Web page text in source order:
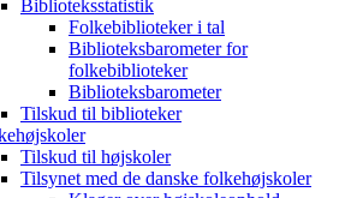
Biblioteksstatistik
Folkebiblioteker i tal
Biblioteksbarometer for
folkebiblioteker
Biblioteksbarometer
Tilskud til biblioteker
Tilskud til højskoler
Tilsynet med de danske folkehøjskoler